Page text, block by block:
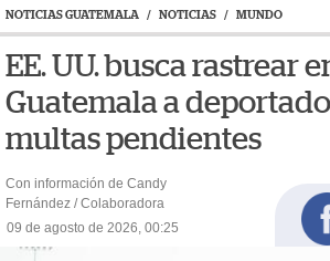
NOTICIAS GUATEMALA / NOTICIAS / MUNDO
EE. UU. busca rastrear
Guatemala a
multas pendientes
Con información de Candy
Fernández / Colaboradora
09 de agosto de 2026, 00:25